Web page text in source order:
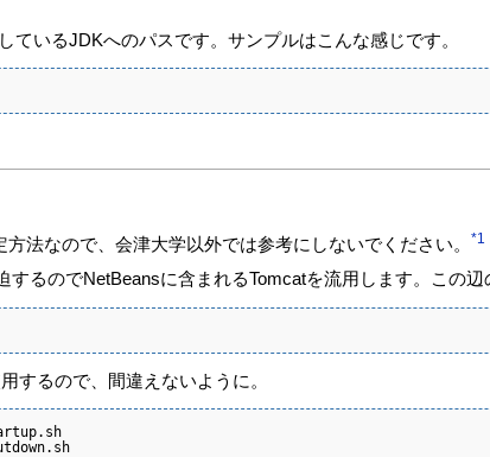
いるJDKへのパスです。サンプルはこんな感じです。
法なので、会津大学以外では参考にしないでください。 *1
るのでNetBeansに含まれるTomcatを流用します。この辺
するので、間違えないように。